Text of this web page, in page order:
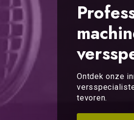
Ontdek onze
tevoren.